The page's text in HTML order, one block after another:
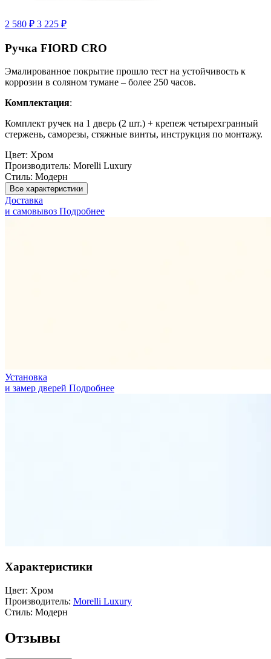
2 580 ₽ 3 225 ₽
Ручка FIORD CRO
Эмалированное покрытие прошло тест на устойчивость к
коррозии в соляном тумане – более 250 часов.
Комплектация:
Комплект ручек на 1 дверь (2 шт.) + крепеж четырехгранный
стержень, саморезы, стяжные винты, инструкция по монтажу.
Цвет: Хром
Производитель: Morelli Luxury
Стиль: Модерн
Все характеристики
Доставка
и самовывоз Подробнее
Установка
и замер дверей Подробнее
Характеристики
Цвет: Хром
Производитель: Morelli Luxury
Стиль: Модерн
Отзывы